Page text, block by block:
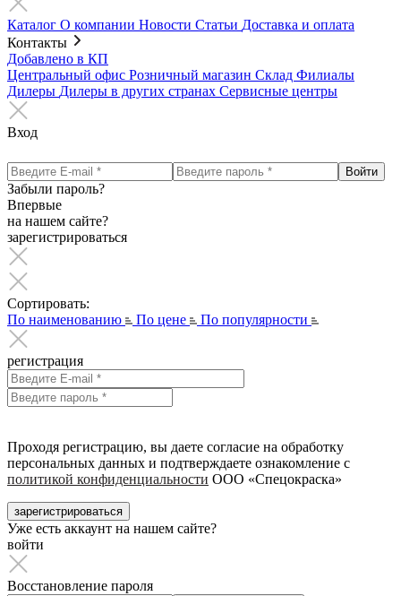
Каталог О компании Новости Статьи Доставка и оплата
Контакты
Добавлено в КП
Центральный офис Розничный магазин Склад Филиалы
Дилеры Дилеры в других странах Сервисные центры
Вход
Забыли пароль?
Впервые
на нашем сайте?
зарегистрироваться
Сортировать:
По наименованию
По цене По популярности
регистрация
Проходя регистрацию, вы даете согласие на обработку
персональных данных и подтверждаете ознакомление с
политикой конфиденциальности ООО «Спецокраска»
зарегистрироваться
Уже есть аккаунт на нашем сайте?
войти
Восстановление пароля